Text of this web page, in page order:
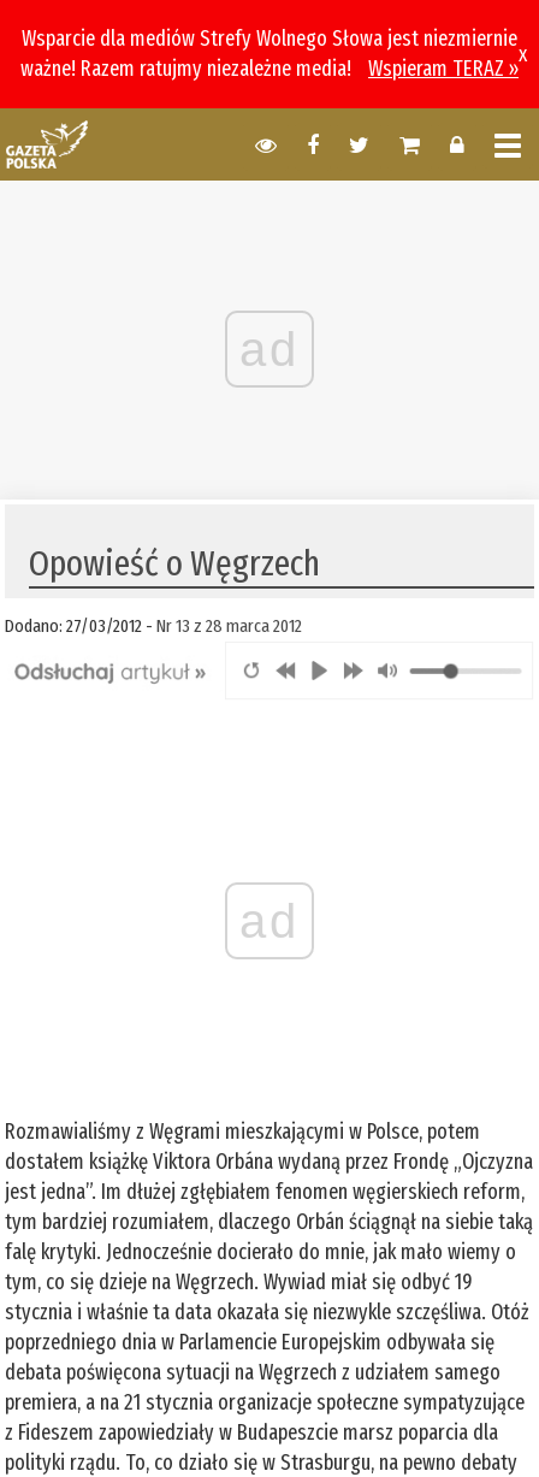
Wsparcie dla mediów Strefy Wolnego Słowa jest niezmiernie
ważne! Razem ratujmy niezależne media!
Wspieram TERAZ »
x
ad
Opowieść o Węgrzech
Dodano: 27/03/2012 -Nr 13 z 28 marca 2012
ad
Rozmawialiśmy z Węgrami mieszkającymi w Polsce, potem
dostałem książkę Viktora Orbána wydaną przez Frondę „Ojczyzna
jest jedna”. Im dłużej zgłębiałem fenomen węgierskiech reform,
tym bardziej rozumiałem, dlaczego Orbán ściągnął na siebie taką
falę krytyki. Jednocześnie docierało do mnie, jak mało wiemy o
tym, co się dzieje na Węgrzech. Wywiad miał się odbyć 19
stycznia i właśnie ta data okazała się niezwykle szczęśliwa. Otóż
poprzedniego dnia w Parlamencie Europejskim odbywała się
debata poświęcona sytuacji na Węgrzech z udziałem samego
premiera, a na 21 stycznia organizacje społeczne sympatyzujące
z Fideszem zapowiedziały w Budapeszcie marsz poparcia dla
polityki rządu. To, co działo się w Strasburgu, na pewno debaty